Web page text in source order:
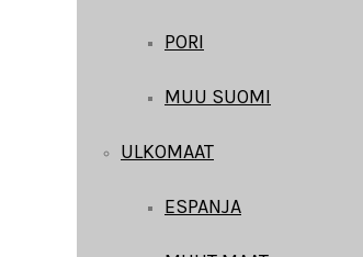
PORI
MUU SUOMI
ULKOMAAT
ESPANJA